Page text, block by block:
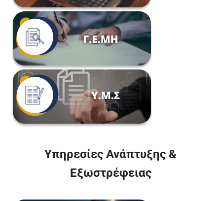
Υπηρεσίες Ανάπτυξης &
Εξωστρέφειας